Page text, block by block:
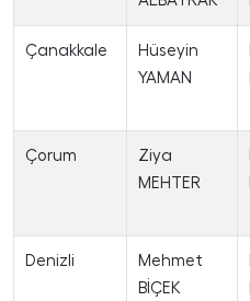
Çanakkale
Hüseyin
YAMAN
Çorum
Ziya
MEHTER
Denizli
Mehmet
BİÇEK